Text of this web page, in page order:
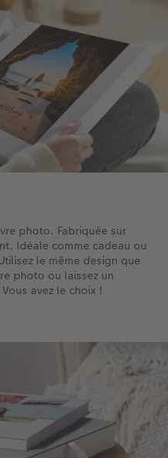
photo. Fabriquée sur
Idéale comme cadeau ou
le même design que
photo ou laissez un
avez le choix !